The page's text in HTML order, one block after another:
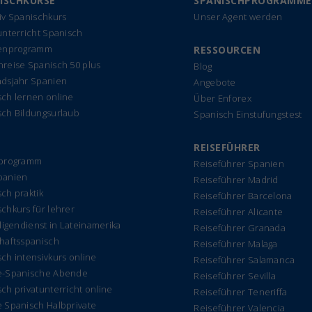
Spanischkurs
Spanisch
Spanisch 50 plus
Spanien
lernen online
Bildungsurlaub
praktik
für lehrer
in Lateinamerika
intensivkurs online
Spanische Abende
privatunterricht online
Spanisch Halbprivate
Unser Agent werden
RESSOURCEN
Blog
Angebote
Über Enforex
Spanisch Einstufungstest
REISEFÜHRER
Reiseführer Spanien
Reiseführer Madrid
Reiseführer Barcelona
Reiseführer Alicante
Reiseführer Granada
Reiseführer Malaga
Reiseführer Salamanca
Reiseführer Sevilla
Reiseführer Teneriffa
Reiseführer Valencia